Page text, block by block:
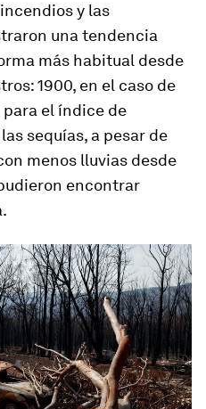
y las
una tendencia
más habitual desde
1900, en el caso de
para el índice de
sequías, a pesar de
menos lluvias desde
encontrar